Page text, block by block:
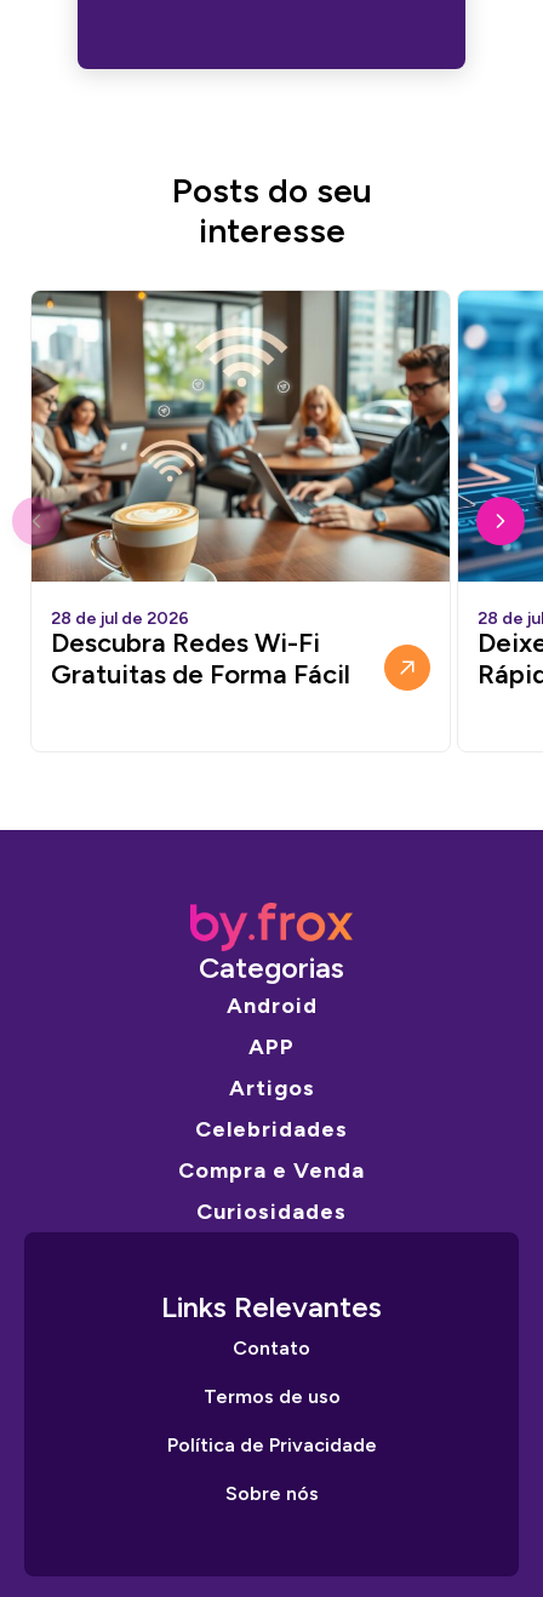
Posts do seu
interesse
28 de jul de 2026
Descubra Redes Wi-Fi
Gratuitas de Forma Fácil
28 de
Categorias
Android
APP
Artigos
Celebridades
Compra e Venda
Curiosidades
Links Relevantes
Contato
Termos de uso
Política de Privacidade
Sobre nós